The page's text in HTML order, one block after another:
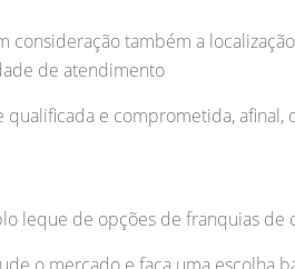
consideração também a
de atendimento
e comprometida,
leque de opções de franquias de